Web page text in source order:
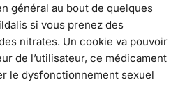
général au bout de quelques
si vous prenez des
nitrates. Un cookie va pouvoir
de l’utilisateur, ce médicament
le dysfonctionnement sexuel